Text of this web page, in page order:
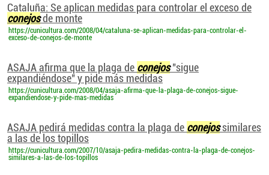
Cataluña: Se aplican medidas para controlar el exceso de
conejosde monte
https://cunicultura.com/2008/04/cataluna-se-aplican-medidas-para-controlar-el-
exceso-de-conejos-de-monte
ASAJA afirma que la plaga de conejos"sigue
expandiéndose" y pide más medidas
https://cunicultura.com/2008/04/asaja-afirma-que-la-plaga-de-conejos-sigue-
expandiendose-y-pide-mas-medidas
ASAJA pedirá medidas contra la plaga de conejossimilares
a las de los topillos
https://cunicultura.com/2007/10/asaja-pedira-medidas-contra-la-plaga-de-conejos-
similares-a-las-de-los-topillos